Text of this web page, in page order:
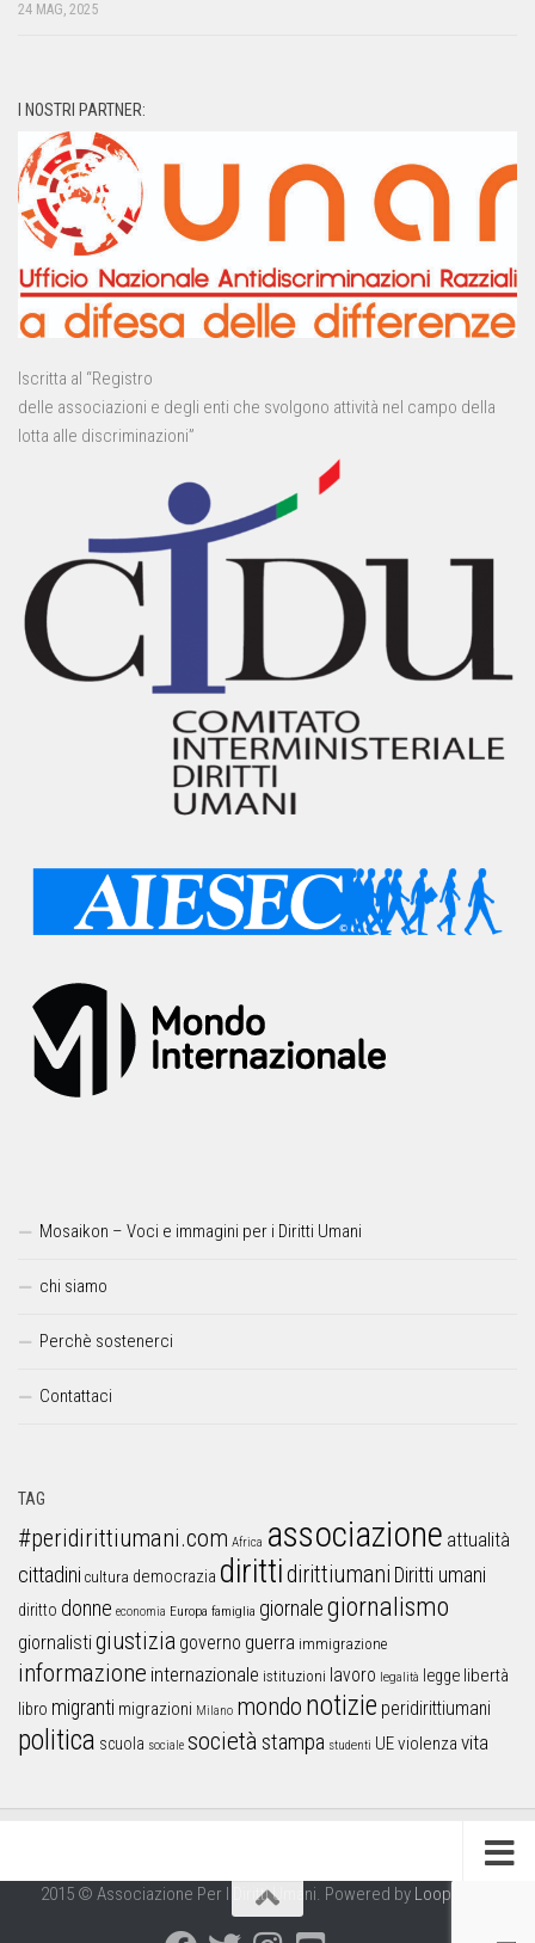
24 MAG, 2025
I NOSTRI PARTNER:
Iscritta al “Registro
delle associazioni e degli enti che svolgono attività nel campo della
lotta alle discriminazioni”
Mosaikon – Voci e immagini per i Diritti Umani
chi siamo
Perchè sostenerci
Contattaci
TAG
#peridirittiumani.com Africa associazione attualità
cittadini cultura democrazia dirittidirittiumani Diritti umani
diritto donne economia Europa famiglia giornalegiornalismo
giornalistigiustizia governo guerra immigrazione
informazione internazionale istituzioni lavoro legalità legge libertà
libro migranti migrazioni Milano mondo notizie peridirittiumani
politica scuola sociale società stampa studenti UEviolenza vita
2015 © Associazione Per I Diritti Umani. Powered by Looproject